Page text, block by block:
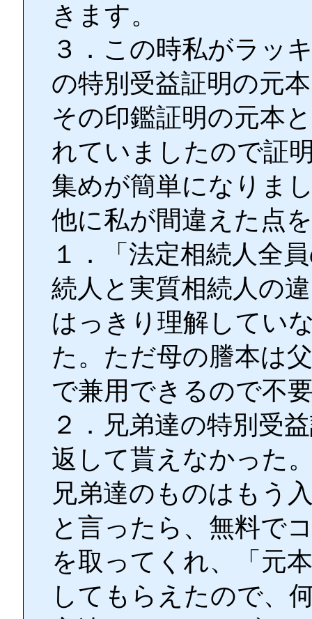
きます。
３．この時私がラッ
の特別受益証明の元
その印鑑証明の元本
れていましたので証
集めが簡単になりま
他に私が間違えた点
１．「法定相続人全
続人と実質相続人の
はっきり理解してい
た。ただ母の謄本は
で兼用できるので不
２．兄弟達の特別受
返して貰えなかった
兄弟達のものはもう
と言ったら、無料で
を取ってくれ、「元
してもらえたので、